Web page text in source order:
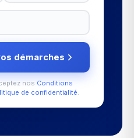
démarches
nos Conditions
de confidentialité.